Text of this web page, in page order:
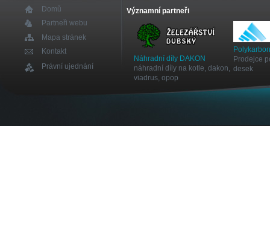
Domů
Partneři webu
Mapa stránek
Kontakt
Právní ujednání
Významní partneři
Náhradní díly DAKON
náhradní díly na kotle, dakon,
viadrus, opop
Prodejce
desek